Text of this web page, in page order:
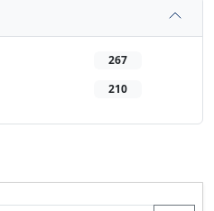
267
210